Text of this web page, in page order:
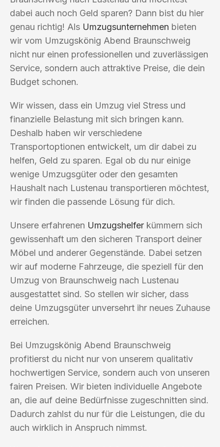
dabei auch noch Geld sparen? Dann bist du hier
genau richtig! Als Umzugsunternehmen bieten
wir vom Umzugskönig Abend Braunschweig
nicht nur einen professionellen und zuverlässigen
Service, sondern auch attraktive Preise, die dein
Budget schonen.
Wir wissen, dass ein Umzug viel Stress und
finanzielle Belastung mit sich bringen kann.
Deshalb haben wir verschiedene
Transportoptionen entwickelt, um dir dabei zu
helfen, Geld zu sparen. Egal ob du nur einige
wenige Umzugsgüter oder den gesamten
Haushalt nach Lustenau transportieren möchtest,
wir finden die passende Lösung für dich.
Unsere erfahrenen Umzugshelfer kümmern sich
gewissenhaft um den sicheren Transport deiner
Möbel und anderer Gegenstände. Dabei setzen
wir auf moderne Fahrzeuge, die speziell für den
Umzug von Braunschweig nach Lustenau
ausgestattet sind. So stellen wir sicher, dass
deine Umzugsgüter unversehrt ihr neues Zuhause
erreichen.
Bei Umzugskönig Abend Braunschweig
profitierst du nicht nur von unserem qualitativ
hochwertigen Service, sondern auch von unseren
fairen Preisen. Wir bieten individuelle Angebote
an, die auf deine Bedürfnisse zugeschnitten sind.
Dadurch zahlst du nur für die Leistungen, die du
auch wirklich in Anspruch nimmst.